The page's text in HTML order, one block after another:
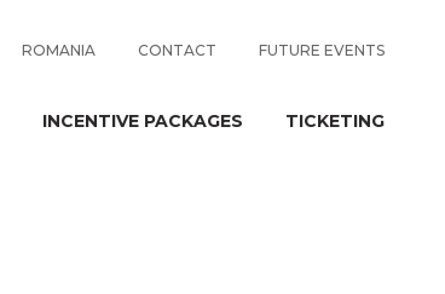
ROMANIA CONTACT FUTURE EVENTS
INCENTIVE PACKAGES TICKETING